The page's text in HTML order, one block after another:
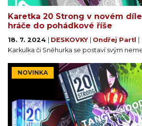
Karetka 20 Strong v novém
hráče do pohádkové říše
18. 7. 2024 DESKOVKY Ondřej Partl
Karkulka či Sněhurka se postaví svým
NOVINKA